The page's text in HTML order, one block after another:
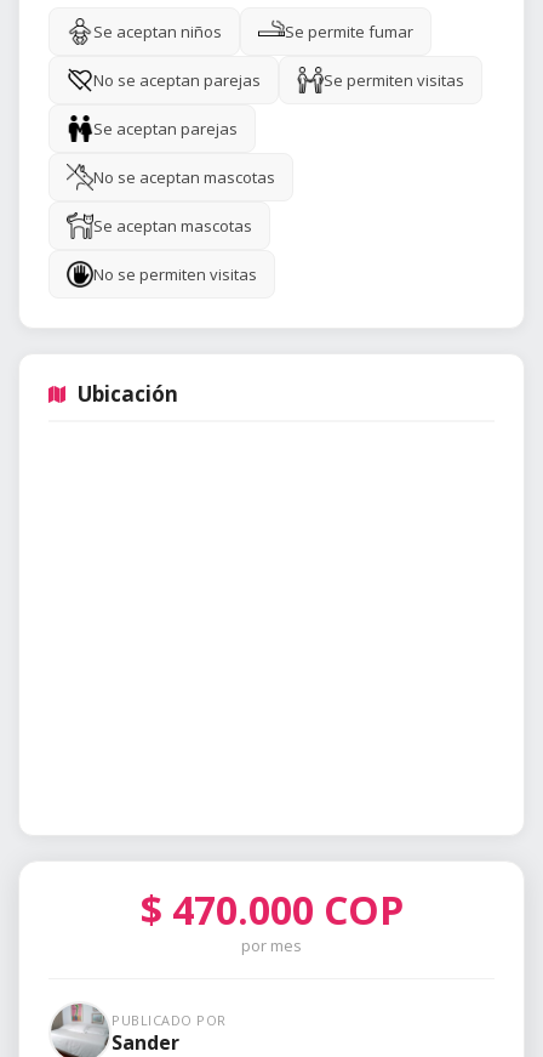
Se aceptan niños Se permite fumar
No se aceptan parejas Se permiten visitas
Se aceptan parejas
No se aceptan mascotas
Se aceptan mascotas
No se permiten visitas
Ubicación
$ 470.000 COP
por mes
PUBLICADO POR
Sander